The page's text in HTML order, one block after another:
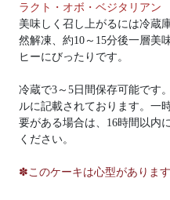
ラクト・オボ・ベジタリアン
美味しく召し上がるには冷蔵
然解凍、約10～15分後一層美
ヒーにびったりです。
冷蔵で3～5日間保存可能です
ルに記載されております。一
要がある場合は、16時間以内
ください。
✽このケーキは心型があります